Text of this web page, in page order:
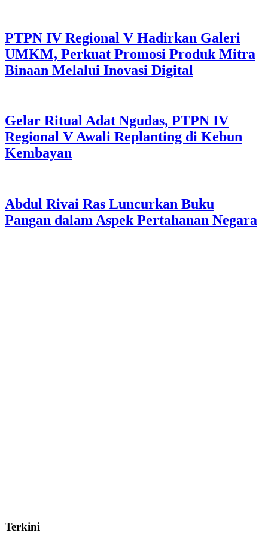
PTPN IV Regional V Hadirkan Galeri
UMKM, Perkuat Promosi Produk Mitra
Binaan Melalui Inovasi Digital
Gelar Ritual Adat Ngudas, PTPN IV
Regional V Awali Replanting di Kebun
Kembayan
Abdul Rivai Ras Luncurkan Buku
Pangan dalam Aspek Pertahanan Negara
Terkini